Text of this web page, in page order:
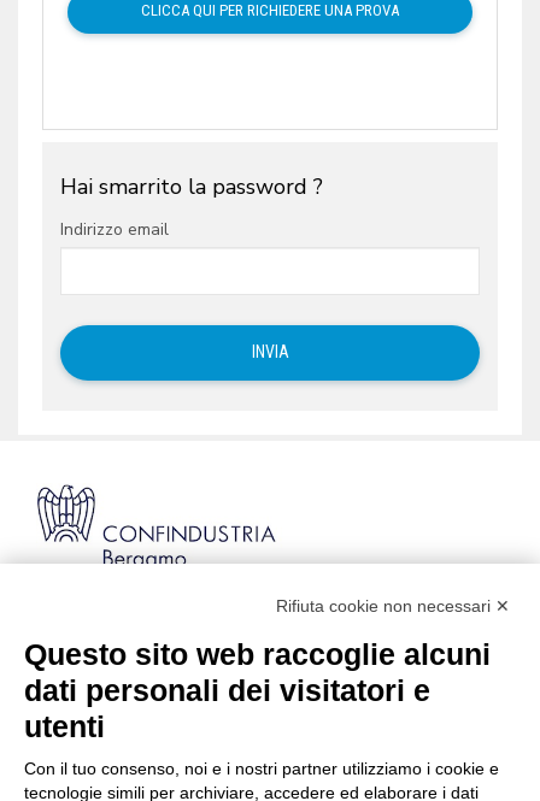
CLICCA QUI PER RICHIEDERE UNA PROVA
Hai smarrito la password ?
Indirizzo email
Codice Fiscale: 80021750163 | PEC:
info@pec.confindustriabergamo.it
CONFINDUSTRIA BERGAMO
Rifiuta cookie non necessari ✕
Questo sito web raccoglie alcuni
dati personali dei visitatori e
utenti
Con il tuo consenso, noi e i nostri partner utilizziamo i cookie e
tecnologie simili per archiviare, accedere ed elaborare i dati